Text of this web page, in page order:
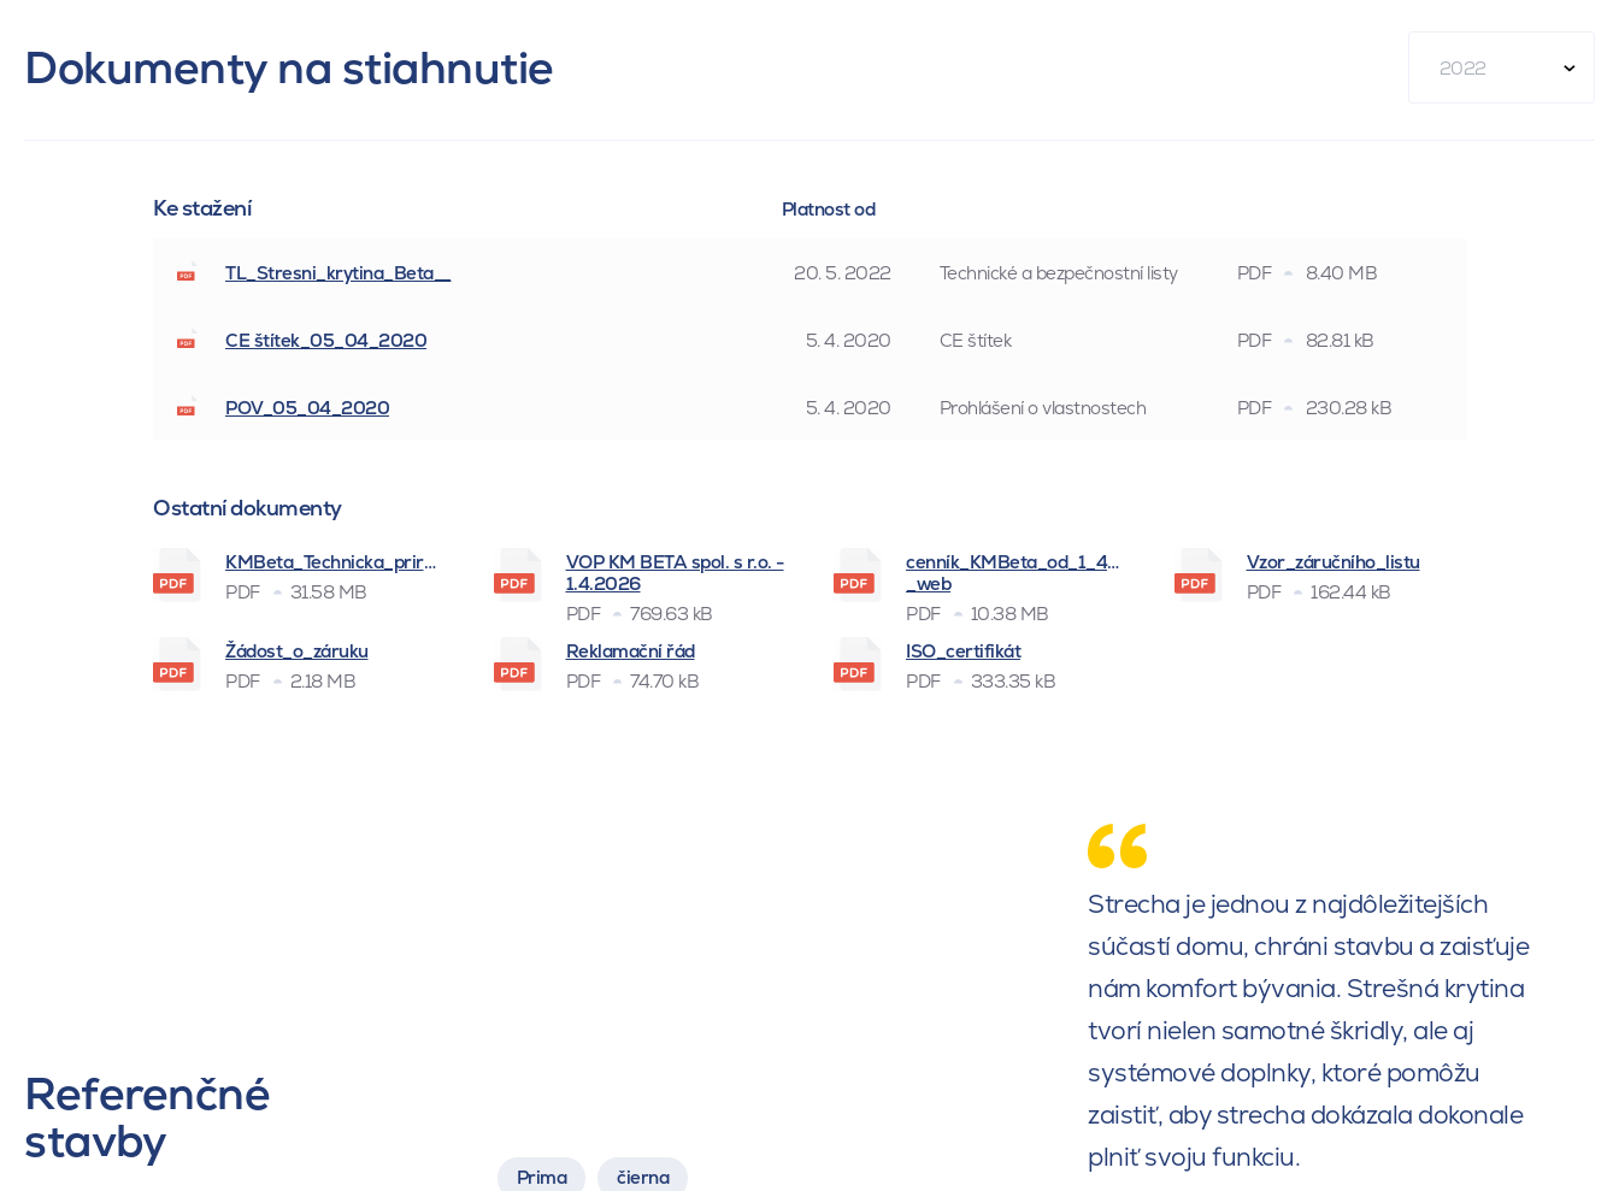
Dokumenty na stiahnutie 2022
Ke stažení
TL_Stresni_krytina_Beta__
Platnost od
20. 5. 2022 Technické a bezpečnostní listy PDF 8.40 MB
CE štítek_05_04_2020 5. 4. 2020 CE štítek PDF 82.81 kB
POV_05_04_2020 5. 4. 2020 Prohlášení o vlastnostech PDF 230.28 kB
Ostatní dokumenty
KMBeta_Technicka_prirucka_BSK_
PDF
31.58 MB
VOP KM BETA spol. s r.o. -
1.4.2026
PDF
769.63 kB
cenník_KMBeta_od_1_4_2026
_web
PDF
10.38 MB
Vzor_záručního_listu
PDF
162.44 kB
Žádost_o_záruku
PDF
2.18 MB
Reklamační řád
PDF
74.70 kB
ISO_certifikát
PDF
333.35 kB
Referenčné
stavby
Prima čierna
Strecha je jednou z najdôležitejších
súčastí domu, chráni stavbu a zaisťuje
nám komfort bývania. Strešná krytina
tvorí nielen samotné škridly, ale aj
systémové doplnky, ktoré pomôžu
zaistiť, aby strecha dokázala dokonale
plniť svoju funkciu.